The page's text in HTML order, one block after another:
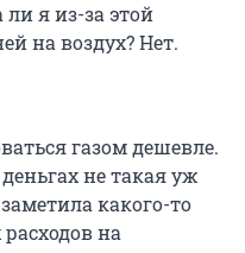
ли я из-за этой
на воздух? Нет.
газом дешевле.
не такая уж
какого-то
на